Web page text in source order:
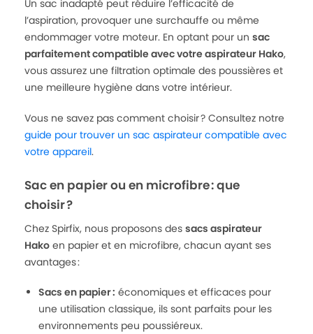
Un sac inadapté peut réduire l’efficacité de
l’aspiration, provoquer une surchauffe ou même
endommager votre moteur. En optant pour un sac
parfaitement compatible avec votre aspirateur Hako,
vous assurez une filtration optimale des poussières et
une meilleure hygiène dans votre intérieur.
Vous ne savez pas comment choisir ? Consultez notre
guide pour trouver un sac aspirateur compatible avec
votre appareil.
Sac en papier ou en microfibre : que
choisir ?
Chez Spirfix, nous proposons des sacs aspirateur
Hako en papier et en microfibre, chacun ayant ses
avantages :
Sacs en papier : économiques et efficaces pour
une utilisation classique, ils sont parfaits pour les
environnements peu poussiéreux.